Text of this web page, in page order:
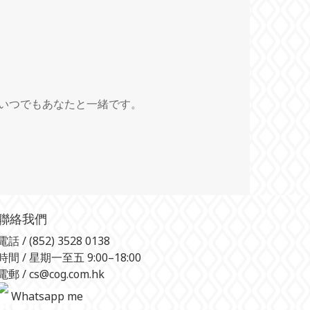
でもあなたと一緒です。
絡我們
話 / (852) 3528 0138
間 / 星期一至五 9:00–18:00
郵 / cs@cog.com.hk
Whatsapp me